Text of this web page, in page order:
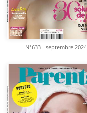
N°633 - septembre 2024